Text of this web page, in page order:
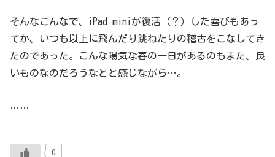
そんなこんなで、iPad miniが復活（？）した喜びもあっ
てか、いつも以上に飛んだり跳ねたりの稽古をこなしてき
たのであった。こんな陽気な春の一日があるのもまた、良
いものなのだろうなどと感じながら…。
……
0